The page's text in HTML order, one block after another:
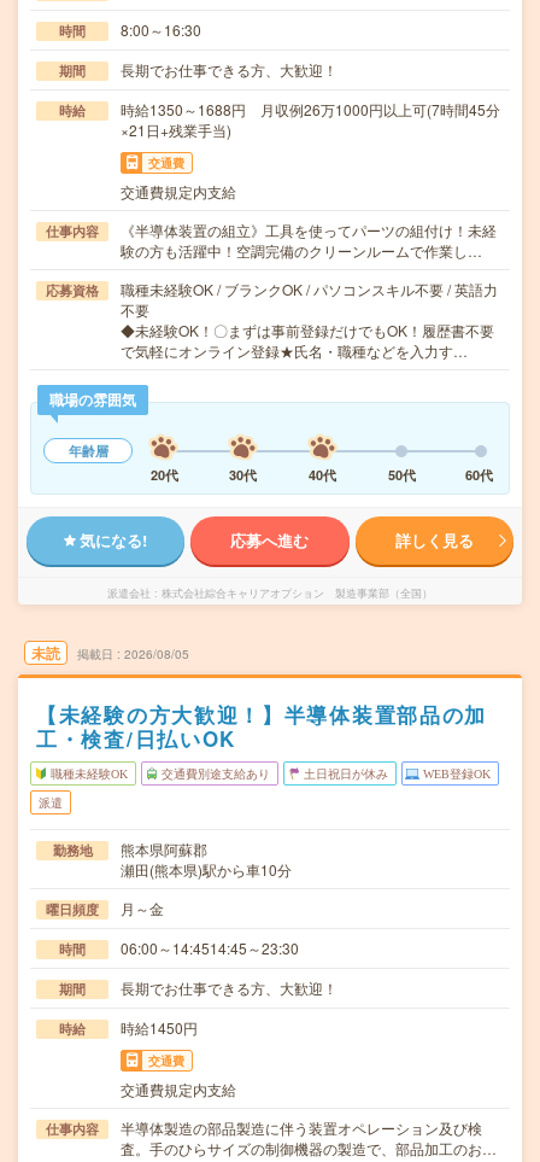
時間 8:00～16:30
期間 長期でお仕事できる方、大歓迎！
時給
時給1350～1688円 月収例26万1000円以上可(7時間45分
×21日+残業手当)
交通費
交通費規定内支給
仕事内容
《半導体装置の組立》工具を使ってパーツの組付け！未経
験の方も活躍中！空調完備のクリーンルームで作業し…
応募資格
職種未経験OK / ブランクOK / パソコンスキル不要 / 英語力
不要
◆未経験OK！〇まずは事前登録だけでもOK！履歴書不要
で気軽にオンライン登録★氏名・職種などを入力す…
職場の雰囲気
年齢層
20代
30代 40代 50代 60代
気になる! 応募へ進む 詳しく見る
派遣会社 株式会社綜合キャリアオプション 製造事業部（全国）
未読 掲載日 2026/08/05
【未経験の方大歓迎！】半導体装置部品の加
工・検査/日払いOK
職種未経験OK 交通費別途支給あり 土日祝日が休み WEB登録OK
派遣
勤務地
熊本県阿蘇郡
瀬田(熊本県)駅から車10分
曜日頻度 月～金
時間 06:00～14:4514:45～23:30
期間 長期でお仕事できる方、大歓迎！
時給 時給1450円
交通費
交通費規定内支給
仕事内容
半導体製造の部品製造に伴う装置オペレーション及び検
査。手のひらサイズの制御機器の製造で、部品加工のお…